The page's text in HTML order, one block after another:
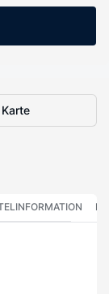
Karte